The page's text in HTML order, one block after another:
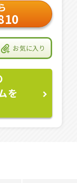
お気に入り
を